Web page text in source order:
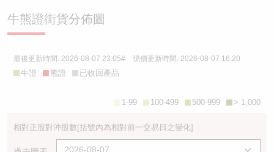
牛熊證街貨分佈圖
最後更新時間: 2026-08-07 23:05# 現價更新時間: 2026-08-07 16:20
牛證 熊證 已收回產品
> 1,000
500-999
100-499
1-99
相對正股對沖股數[括號內為相對前一交易日之變化]